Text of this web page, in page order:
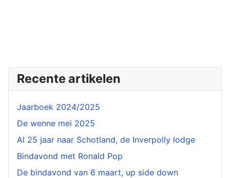
Recente artikelen
Jaarboek 2024/2025
De wenne mei 2025
Al 25 jaar naar Schotland, de Inverpolly lodge
Bindavond met Ronald Pop
De bindavond van 6 maart, up side down